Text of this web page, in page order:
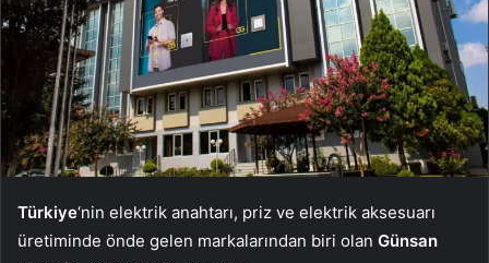
Türkiye‘nin elektrik anahtarı, priz ve elektrik aksesuarı
üretiminde önde gelen markalarından biri olan Günsan